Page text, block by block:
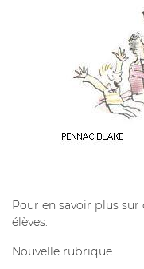
Pour en savoir plus
élèves.
Nouvelle rubrique ...